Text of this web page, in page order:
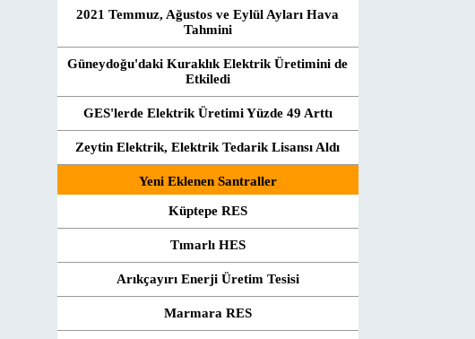
2021 Temmuz, Ağustos ve Eylül Ayları Hava
Tahmini
Güneydoğu'daki Kuraklık Elektrik Üretimini de
Etkiledi
GES'lerde Elektrik Üretimi Yüzde 49 Arttı
Zeytin Elektrik, Elektrik Tedarik Lisansı Aldı
Yeni Eklenen Santraller
Küptepe RES
Tımarlı HES
Arıkçayırı Enerji Üretim Tesisi
Marmara RES